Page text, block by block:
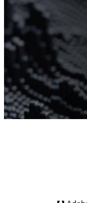
Get